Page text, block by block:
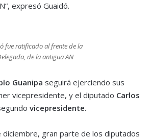
expresó Guaidó.
fue ratificado al frente de la
de la antigua AN
Guanipa seguirá ejerciendo sus
vicepresidente, y el diputado Carlos
vicepresidente.
diciembre, gran parte de los diputados